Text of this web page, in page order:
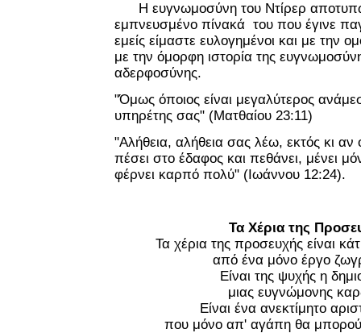
Η ευγνωμοσύνη του Ντίρερ
εμπνευσμένο πίνακά του που έγινε
εμείς είμαστε ευλογημένοι και με την
με την όμορφη ιστορία της
αδερφοσύνης.
"Όμως όποιος είναι μεγαλύτερος
υπηρέτης σας" (Ματθαίου 23:11)
"Αλήθεια, αλήθεια σας λέω, εκτός κι αν
πέσει στο έδαφος και πεθάνει, μένει
φέρνει καρπό πολύ" (Ιωάννου 12:24).
Τα Χέρια της
Τα χέρια της προσευχής είναι
από ένα μόνο έργο
Είναι της ψυχής η
μιας ευγνώμονης
Είναι ένα ανεκτίμητο
που μόνο απ' αγάπη θα